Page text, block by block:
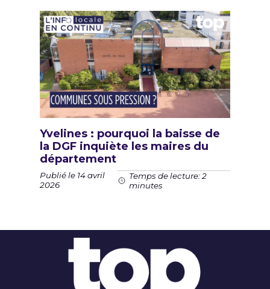
Yvelines : pourquoi la baisse de
la DGF inquiète les maires du
département
Publié le 14 avril
2026
Temps de lecture: 2
minutes